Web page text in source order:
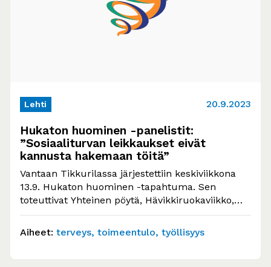
Lehti 20.9.2023
Hukaton huominen -panelistit:
”Sosiaaliturvan leikkaukset eivät
kannusta hakemaan töitä”
Vantaan Tikkurilassa järjestettiin keskiviikkona
13.9. Hukaton huominen -tapahtuma. Sen
toteuttivat Yhteinen pöytä, Hävikkiruokaviikko,
Työttömien Keskusjärjestö, Ohjaamo Vantaa,
Kirkko Vantaalla, Vantaan…
Aiheet: terveys toimeentulo työllisyys